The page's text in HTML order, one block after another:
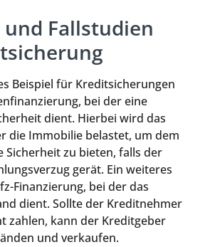
und Fallstudien
Beispiel für Kreditsicherungen
bei der eine
dient. Hierbei wird das
die Immobilie belastet, um dem
Sicherheit zu bieten, falls der
gerät. Ein weiteres
Finanzierung, bei der das
dient. Sollte der Kreditnehmer
zahlen, kann der Kreditgeber
und verkaufen.